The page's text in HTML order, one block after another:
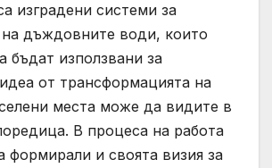
изградени системи за
дъждовните води, които
бъдат използвани за
от трансформацията на
места може да видите в
В процеса на работа
формирали и своята визия за